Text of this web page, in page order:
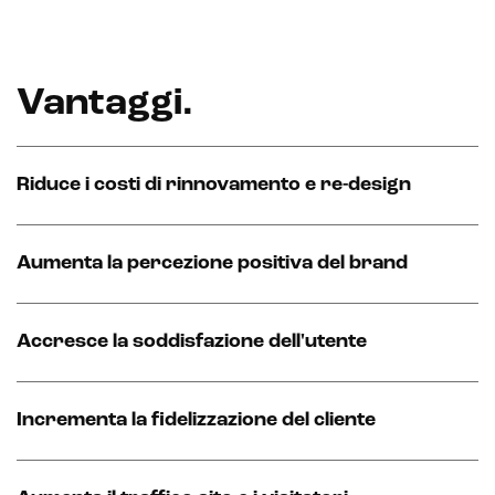
Blockchain
Chatbot e assistenti virtuali
Realtà Aumentata
Realtà Virtuale
Vantaggi.
Riduce i costi di rinnovamento e re-design
Aumenta la percezione positiva del brand
Accresce la soddisfazione dell'utente
Incrementa la fidelizzazione del cliente